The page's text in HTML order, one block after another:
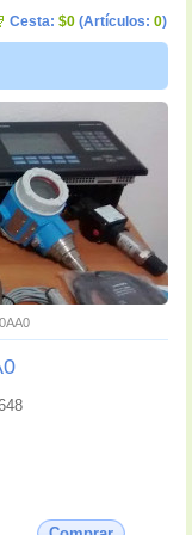
Cesta: $0 (Artículos: 0)